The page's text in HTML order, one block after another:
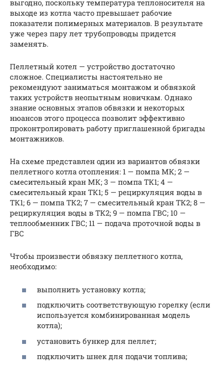
выгодно, поскольку температура теплоносителя на
выходе из котла часто превышает рабочие
показатели полимерных материалов. В результате
уже через пару лет трубопроводы придется
заменять.
Пеллетный котел — устройство достаточно
сложное. Специалисты настоятельно не
рекомендуют заниматься монтажом и обвязкой
таких устройств неопытным новичкам. Однако
знание основных этапов обвязки и некоторых
нюансов этого процесса позволит эффективно
проконтролировать работу приглашенной бригады
монтажников.
На схеме представлен один из вариантов обвязки
пеллетного котла отопления: 1 — помпа МК; 2 —
смесительный кран МК; 3 — помпа ТК1; 4 —
смесительный кран ТК1; 5 — рециркуляция воды в
ТК1; 6 — помпа ТК2; 7 — смесительный кран ТК2; 8 —
рециркуляция воды в ТК2; 9 — помпа ГВС; 10 —
теплообменник ГВС; 11 — подача проточной воды в
ГВС
Чтобы произвести обвязку пеллетного котла,
необходимо:
выполнить установку котла;
подключить соответствующую горелку (если
используется комбинированная модель
котла);
установить бункер для пеллет;
подключить шнек для подачи топлива;